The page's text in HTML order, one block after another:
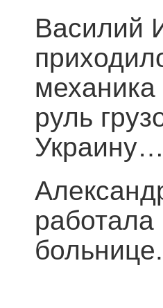
Василий
руль
Украину…
работала